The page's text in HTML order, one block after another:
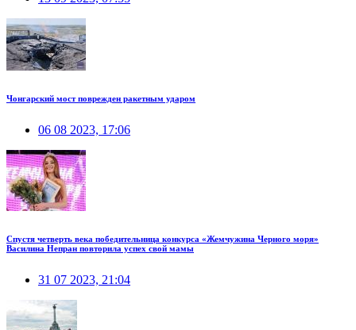
Чонгарский мост поврежден ракетным ударом
06 08 2023, 17:06
Спустя четверть века победительница конкурса «Жемчужина Черного моря»
Василина Непран повторила успех свой мамы
31 07 2023, 21:04